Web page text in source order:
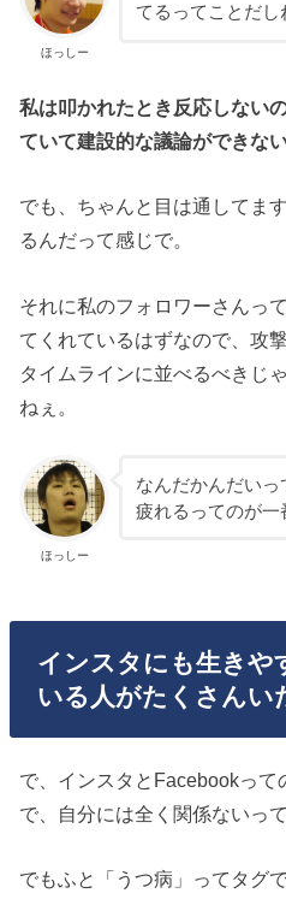
ほっしー
てるってことだし
私は叩かれたとき反応しない
ていて建設的な議論ができな
でも、ちゃんと目は通してま
るんだって感じで。
それに私のフォロワーさんっ
てくれているはずなので、攻
タイムラインに並べるべきじ
ねぇ。
ほっしー
なんだかんだいっ
疲れるってのが一
インスタにも生きや
いる人がたくさんい
で、インスタとFacebookっ
で、自分には全く関係ないっ
でもふと「うつ病」ってタグ